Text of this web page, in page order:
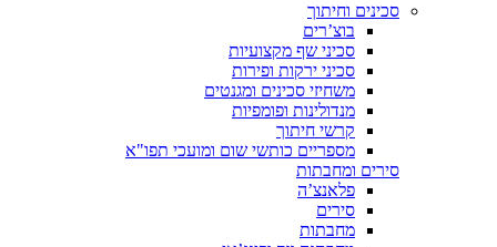
סכינים וחיתוך
בוצ’רים
סכיני שף מקצועיות
סכיני ירקות ופירות
משחיזי סכינים ומגנטים
מנדולינות ופומפיות
קרשי חיתוך
מספריים כותשי שום ומועכי תפו"א
סירים ומחבתות
פלאנצ’ה
סירים
מחבתות